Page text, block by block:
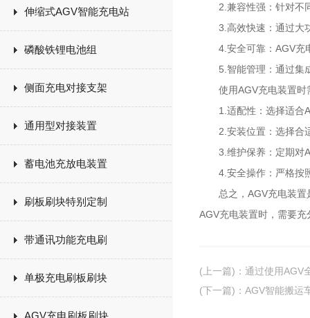
伸缩式AGV智能充电站
磷酸铁锂电池组
侧面充电对接支架
通用型对接装置
蓄电池充放电装置
刷板刷块特别定制
带通讯功能充电刷
单极充电刷板刷块
AGV充电刷板刷块
2.兼容性强：针对不同
3.高效快速：通过大功
4.安全可靠：AGV充电
5.智能管理：通过集成
使用AGV充电装置时
1.适配性：选择适合
2.安装位置：选择合适
3.维护保养：定期对
4.安全操作：严格按照
总之，AGV充电装置是
AGV充电装置时，需要
(上一篇) ： 通过使用AGV
(下一篇) ： AGV智能搬运